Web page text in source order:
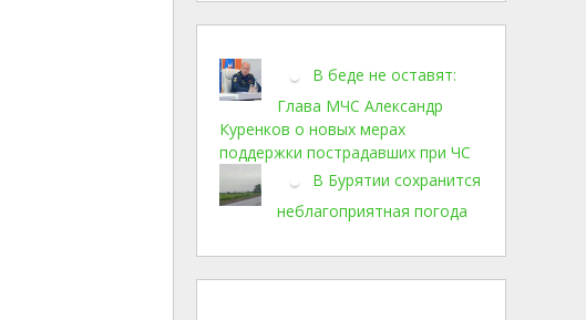
В беде не оставят:
Глава МЧС Александр
Куренков о новых мерах
поддержки пострадавших при ЧС
В Бурятии сохранится
неблагоприятная погода